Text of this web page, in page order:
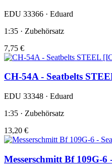
EDU 33366 · Eduard
1:35 · Zubehörsatz
7,75 €
CH-54A - Seatbelts
EDU 33348 · Eduard
1:35 · Zubehörsatz
13,20 €
Messerschmitt Bf 109G-6